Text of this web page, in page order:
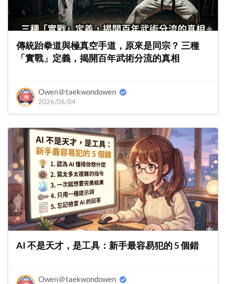
傳統跆拳道與極真空手道，原來是同宗？ 三種
「實戰」定義，揭開百年武術分流的真相
Owen＠taekwondowen
2026/06/04
AI 不是天才，是工具：新手最容易犯的 5 個錯
Owen＠taekwondowen